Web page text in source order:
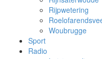
Rijpwetering
Woubrugge
Sport
Radio